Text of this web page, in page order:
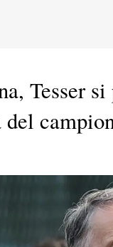
Tesser